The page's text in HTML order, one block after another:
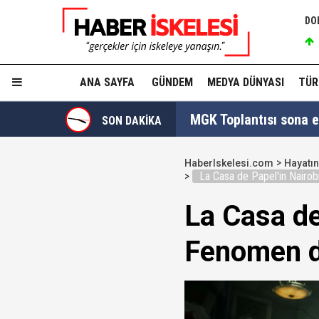
ANA SAYFA GÜNDEM MEDYA DÜNYASI
SON DAKİKA MGK Toplantısı
İzmit Belediyesi'nde
Hakkında fezleke
Hangi suçlar kapsam
Devlet Bahçeli'den
HaberIskelesi.com
La Casa de Papel'in
La Casa
Fenomen